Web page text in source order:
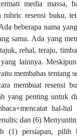
media massa,
rubric resensi buku,
beberapa nama
sama. Ada yang
rehal, teraju,
lainnya.
membahas tentang
membuat resensi
yang penting untuk
hal-
dan (6)
(1) persiapan, pilih